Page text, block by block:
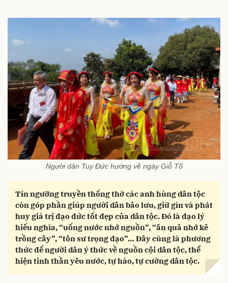
Người dân Tuy Đức hướng về ngày Giỗ Tổ
Tín ngưỡng truyền thống thờ các anh hùng dân tộc
còn góp phần giúp người dân bảo lưu, giữ gìn và phát
huy giá trị đạo đức tốt đẹp của dân tộc. Đó là đạo lý
hiếu nghĩa, “uống nước nhớ nguồn”, “ăn quả nhớ kẻ
trồng cây”, “tôn sư trọng đạo”… Đây cũng là phương
thức để người dân ý thức về nguồn cội dân tộc, thể
hiện tinh thần yêu nước, tự hào, tự cường dân tộc.